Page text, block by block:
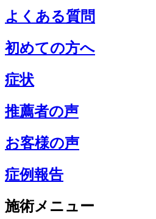
よくある質問
初めての方へ
症状
推薦者の声
お客様の声
症例報告
施術メニュー